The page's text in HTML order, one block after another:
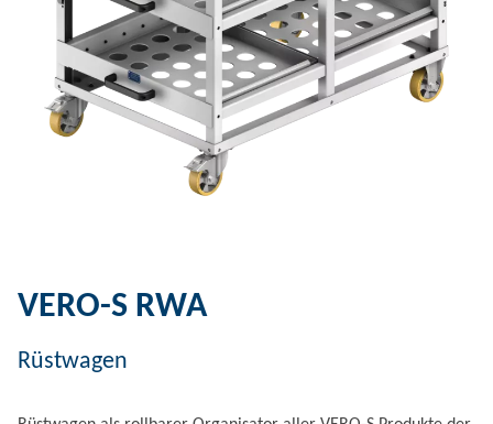
VERO-S RWA
Rüstwagen